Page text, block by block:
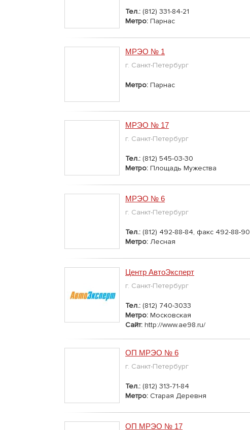
Тел.: (812) 331-84-21
Метро: Парнас
МРЭО № 1
г. Санкт-Петербург
Метро: Парнас
МРЭО № 17
г. Санкт-Петербург
Тел.: (812) 545-03-30
Метро: Площадь Мужества
МРЭО № 6
г. Санкт-Петербург
Тел.: (812) 492-88-84, факс 492-88-90
Метро: Лесная
Центр АвтоЭксперт
г. Санкт-Петербург
Тел.: (812) 740-3033
Метро: Московская
Сайт: http://www.ae98.ru/
ОП МРЭО № 6
г. Санкт-Петербург
Тел.: (812) 313-71-84
Метро: Старая Деревня
ОП МРЭО № 17